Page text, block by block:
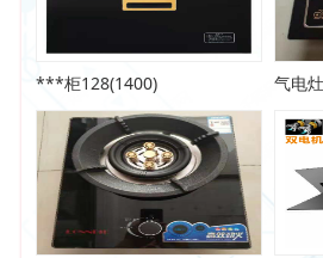
***柜128(1400) 气电